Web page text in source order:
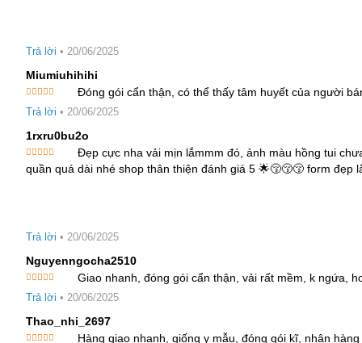
Trả lời • 20/06/2025
Miumiuhihihi
hạng55
Đóng gói cẩn thận, có thể thấy tâm huyết của người
Trả lời • 20/06/2025
1rxru0bu2o
Được xếp
hạng5 5
Đẹp cực nha vải mịn lắmmm đó, ảnh màu hồng tui
quần quá dài nhé shop thân thiện đánh giá 5 🌟😚😚😚 form đẹp
Trả lời • 20/06/2025
Nguyenngocha2510
hạng55
Giao nhanh, đóng gói cẩn thận, vải rất mềm, k ngứa,
Trả lời • 20/06/2025
Thao_nhi_2697
Hàng giao nhanh, giống y mẫu, đóng gói kĩ, nhận hàng